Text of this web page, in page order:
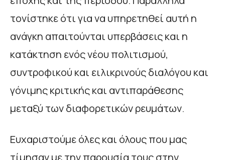
τονίστηκε ότι για να υπηρετηθεί αυτή η
ανάγκη απαιτούνται υπερβάσεις και η
κατάκτηση ενός νέου πολιτισμού,
συντροφικού και ειλικρινούς διαλόγου και
γόνιμης κριτικής και αντιπαράθεσης
μεταξύ των διαφορετικών ρευμάτων.
Ευχαριστούμε όλες και όλους που μας
τίμησαν με την παρουσία τους στην